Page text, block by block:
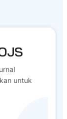
untuk